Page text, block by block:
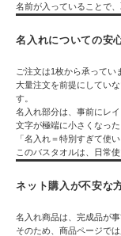
名前が入っていることで
名入れについての安
ご注文は1枚から承ってい
大量注文を前提にしてい
す。
名入れ部分は、事前にレイ
文字が極端に小さくなっ
「名入れ＝特別すぎて使
このバスタオルは、日常
ネット購入が不安な
名入れ商品は、完成品が
そのため、商品ページで